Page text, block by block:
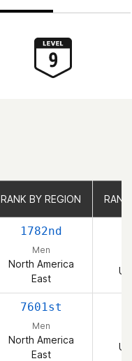
RANK BY REGION
1782nd
Men
North America
East
7601st
Men
North America
East
RANK BY REGION